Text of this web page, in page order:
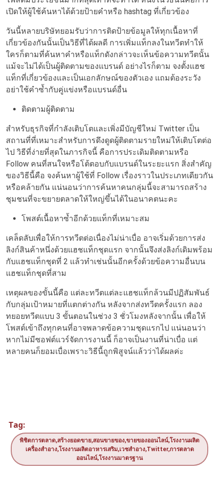
เปิดให้ผู้ใช้ค้นหาได้ด้วยป้ายคำหรือ hashtag ที่เกี่ยวข้อง
วันนี้หลายบริษัทยอมรับว่าการติดป้ายข้อมูลให้ทุกเนื้อหาที่
เกี่ยวข้องกันนั้นเป็นวิธีที่ได้ผลดี การเพิ่มแท็กลงในทวีตทำให้
ใครก็ตามที่ค้นหาคำหรือแท็กดังกล่าวจะเห็นข้อความทวีตนั้น
แม้จะไม่ได้เป็นผู้ติดตามของแบรนด์ อย่างไรก็ตาม จงตั้งแฮช
แท็กที่เกี่ยวข้องและเป็นเอกลักษณ์ของตัวเอง แถมต้องระวัง
อย่าใช้คำซ้ำกับคู่แข่งหรือแบรนด์อื่น
ติดตามผู้ติดตาม
สำหรับธุรกิจที่กำลังเติบโตและเพิ่งมีบัญชีใหม่ Twitter เป็น
สถานที่ที่เหมาะสำหรับการดึงดูดผู้ติดตามรายใหม่ให้เติบโตต่อ
ไป วิธีที่ง่ายที่สุดในภารกิจนี้ คือการประเดิมติดตามหรือ
Follow คนที่สนใจหรือโต้ตอบกับแบรนด์ในระยะแรก สิ่งสำคัญ
ของวิธีนี้คือ จงค้นหาผู้ใช้ที่ Follow เรื่องราวในประเภทเดียวกัน
หรือคล้ายกัน แน่นอนว่าการค้นหาคนกลุ่มนี้จะสามารถสร้าง
ชุมชนที่จะขยายตลาดให้ใหญ่ขึ้นได้ในอนาคตนะคะ
โพสต์เนื้อหาซ้ำอีกด้วยแท็กที่เหมาะสม
เคล็ดลับเพื่อให้การทวีตต่อเนื่องไม่น่าเบื่อ อาจเริ่มด้วยการส่ง
ลิงก์สินค้าหนึ่งด้วยแฮชแท็กชุดแรก จากนั้นจึงส่งลิงก์เดิมพร้อม
กับแฮชแท็กชุดที่ 2 แล้วทำเช่นนั้นอีกครั้งด้วยข้อความอื่นบน
แฮชแท็กชุดที่สาม
เหตุผลของขั้นนี้คือ แต่ละทวีตแต่ละแฮชแท็กล้วนมีปฏิสัมพันธ์
กับกลุ่มเป้าหมายที่แตกต่างกัน หลังจากส่งทวีตครั้งแรก ลอง
ทยอยทวีตแบบ 3 ขั้นตอนในช่วง 3 ชั่วโมงหลังจากนั้น เพื่อให้
โพสต์เข้าถึงทุกคนที่อาจพลาดข้อความชุดแรกไป แน่นอนว่า
หากไม่มีซอฟต์แวร์จัดการงานนี้ ก็อาจเป็นงานที่น่าเบื่อ แต่
หลายคนก็ยอมเบื่อเพราะวิธีนี้ถูกพิสูจน์แล้วว่าได้ผลค่ะ
Tag:
พิชิตการตลาด,สร้างยอดขาย,สอนขายของ,ขายของออนไลน์,โรงงานผลิต
เครื่องสำอาง,โรงงานผลิตอาหารเสริม,เวชสำอาง,Twitter,การตลาด
ออนไลน์,โรงงานมาตรฐาน